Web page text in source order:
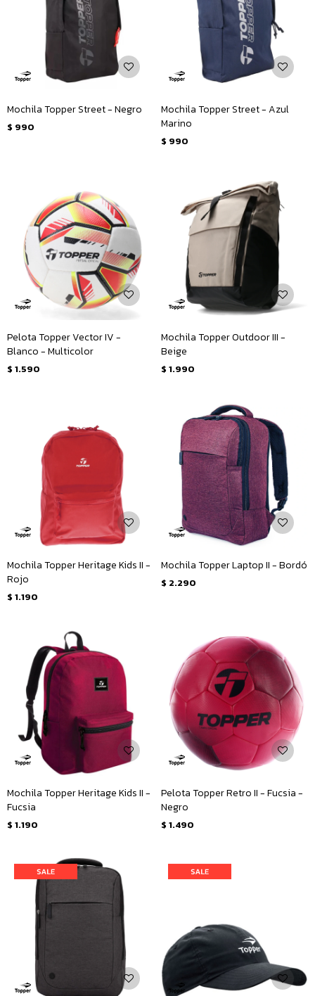
Mochila Topper Street - Negro
$ 990
Mochila Topper Street - Azul
Marino
$ 990
Pelota Topper Vector IV -
Blanco - Multicolor
$ 1.590
Mochila Topper Outdoor III -
Beige
$ 1.990
Mochila Topper Heritage Kids II -
Rojo
$ 1.190
Mochila Topper Laptop II - Bordó
$ 2.290
Mochila Topper Heritage Kids II -
Fucsia
$ 1.190
Pelota Topper Retro II - Fucsia -
Negro
$ 1.490